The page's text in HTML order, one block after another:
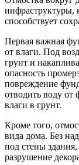
инфраструктуры,
способствует
Первая важная
от влаги. Под
грунт и
опасность
повреждение
отводить воду от
влаги в грунт.
Кроме того,
вида дома. Без
под стены
разрушение